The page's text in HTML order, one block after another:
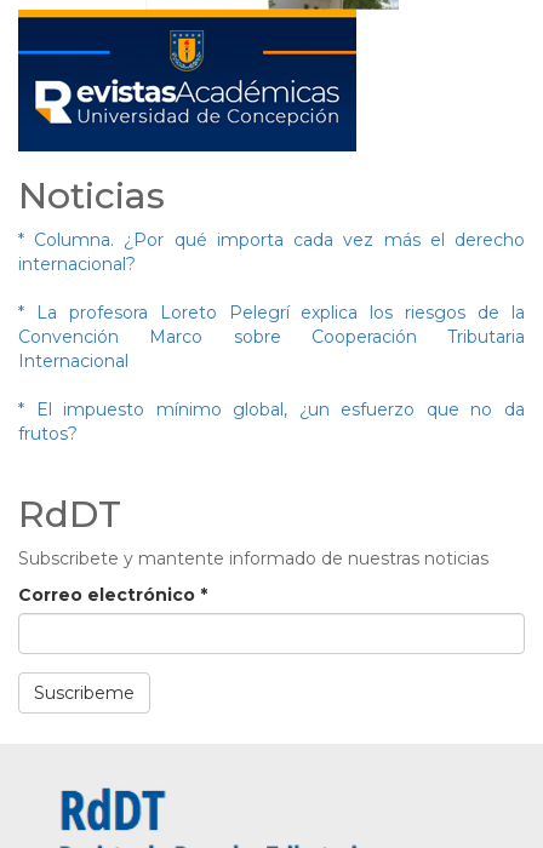
Noticias
* Columna. ¿Por qué importa cada vez más el derecho
internacional?
* La profesora Loreto Pelegrí explica los riesgos de la
Convención Marco sobre Cooperación Tributaria
Internacional
* El impuesto mínimo global, ¿un esfuerzo que no da
frutos?
RdDT
Subscribete y mantente informado de nuestras noticias
Correo electrónico *
Suscribeme